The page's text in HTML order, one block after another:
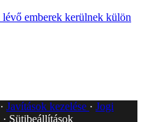
lévő emberek kerülnek külön
Javítások kezelése
Jogi
Sütibeállítások